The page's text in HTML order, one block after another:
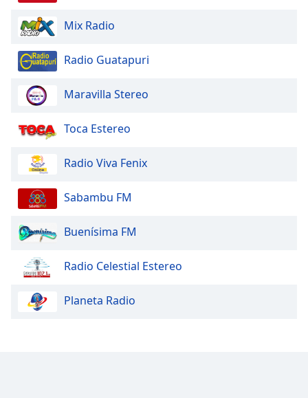
Mix Radio
Radio Guatapuri
Maravilla Stereo
Toca Estereo
Radio Viva Fenix
Sabambu FM
Buenísima FM
Radio Celestial Estereo
Planeta Radio